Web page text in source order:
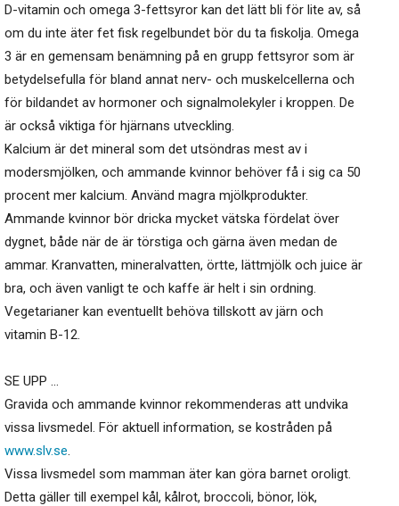
D-vitamin och omega 3-fettsyror kan det lätt bli för lite av, så
om du inte äter fet fisk regelbundet bör du ta fiskolja. Omega
3 är en gemensam benämning på en grupp fettsyror som är
betydelsefulla för bland annat nerv- och muskelcellerna och
för bildandet av hormoner och signalmolekyler i kroppen. De
är också viktiga för hjärnans utveckling.
Kalcium är det mineral som det utsöndras mest av i
modersmjölken, och ammande kvinnor behöver få i sig ca 50
procent mer kalcium. Använd magra mjölkprodukter.
Ammande kvinnor bör dricka mycket vätska fördelat över
dygnet, både när de är törstiga och gärna även medan de
ammar. Kranvatten, mineralvatten, örtte, lättmjölk och juice är
bra, och även vanligt te och kaffe är helt i sin ordning.
Vegetarianer kan eventuellt behöva tillskott av järn och
vitamin B-12.
SE UPP …
Gravida och ammande kvinnor rekommenderas att undvika
vissa livsmedel. För aktuell information, se kostråden på
www.slv.se.
Vissa livsmedel som mamman äter kan göra barnet oroligt.
Detta gäller till exempel kål, kålrot, broccoli, bönor, lök,